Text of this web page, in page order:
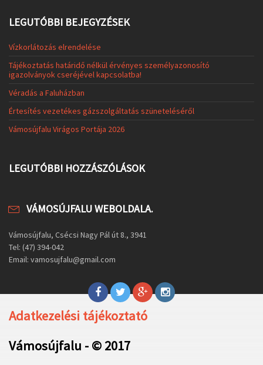
LEGUTÓBBI BEJEGYZÉSEK
Vízkorlátozás elrendelése
Tájékoztatás határidő nélkül érvényes személyazonosító
igazolványok cseréjével kapcsolatba!
Véradás a Faluházban
Értesítés vezetékes gázszolgáltatás szüneteléséről
Vámosújfalu Virágos Portája 2026
LEGUTÓBBI HOZZÁSZÓLÁSOK
VÁMOSÚJFALU WEBOLDALA.
Vámosújfalu, Csécsi Nagy Pál út 8., 3941
Tel: (47) 394-042
Email: vamosujfalu@gmail.com
Adatkezelési tájékoztató
Vámosújfalu - © 2017